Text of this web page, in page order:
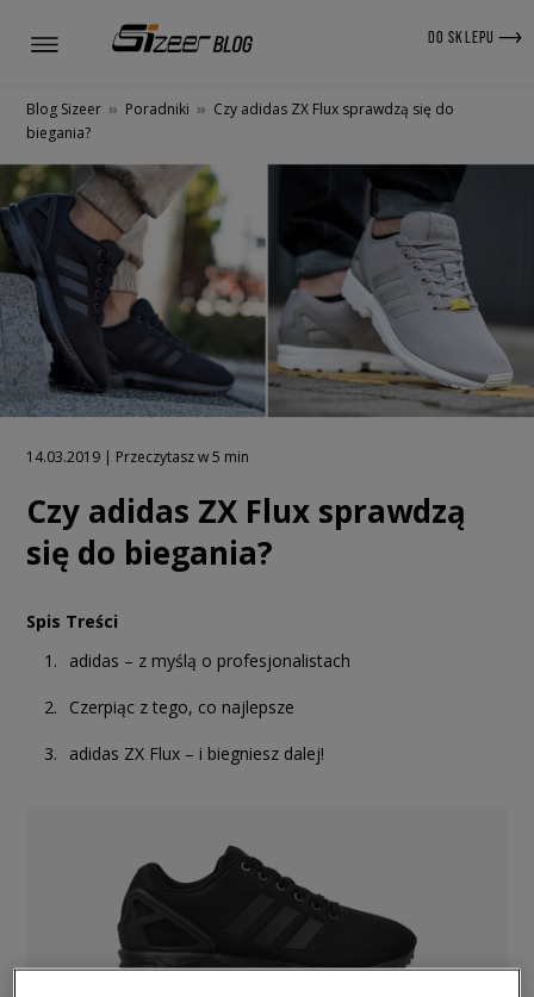
DO SKLEPU
Blog Sizeer » Poradniki » Czy adidas ZX Flux sprawdzą się do
biegania?
14.03.2019 | Przeczytasz w 5 min
Czy adidas ZX Flux sprawdzą
się do biegania?
Spis Treści
adidas – z myślą o profesjonalistach
Czerpiąc z tego, co najlepsze
adidas ZX Flux – i biegniesz dalej!